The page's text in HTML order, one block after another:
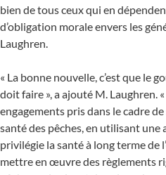
bien de tous ceux qui en
d’obligation morale envers les
Laughren.
« La bonne nouvelle, c’est que le
doit faire », a ajouté M. Laughren.
engagements pris dans le cadre
santé des pêches, en utilisant
privilégie la santé à long terme de
mettre en œuvre des règlements